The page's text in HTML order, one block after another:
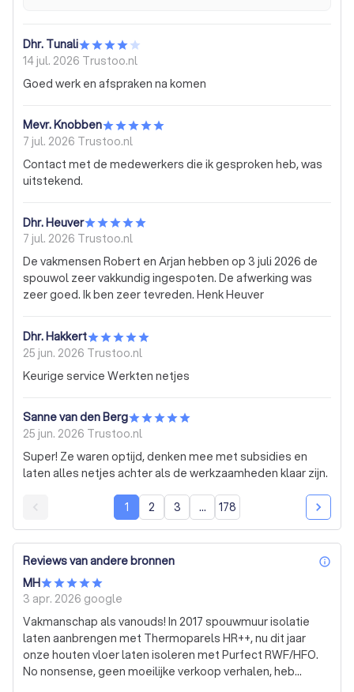
Dhr. Tunali
14 jul. 2026 Trustoo.nl
Goed werk en afspraken na komen
Mevr. Knobben
7 jul. 2026 Trustoo.nl
Contact met de medewerkers die ik gesproken heb, was
uitstekend.
Dhr. Heuver
7 jul. 2026 Trustoo.nl
De vakmensen Robert en Arjan hebben op 3 juli 2026 de
spouwol zeer vakkundig ingespoten. De afwerking was
zeer goed. Ik ben zeer tevreden. Henk Heuver
Dhr. Hakkert
25 jun. 2026 Trustoo.nl
Keurige service Werkten netjes
Sanne van den Berg
25 jun. 2026 Trustoo.nl
Super! Ze waren optijd, denken mee met subsidies en
laten alles netjes achter als de werkzaamheden klaar zijn.
1 2 3 ... 178
Reviews van andere bronnen
MH
3 apr. 2026 google
Vakmanschap als vanouds! In 2017 spouwmuur isolatie
laten aanbrengen met Thermoparels HR++, nu dit jaar
onze houten vloer laten isoleren met Purfect RWF/HFO.
No nonsense, geen moeilijke verkoop verhalen, heb